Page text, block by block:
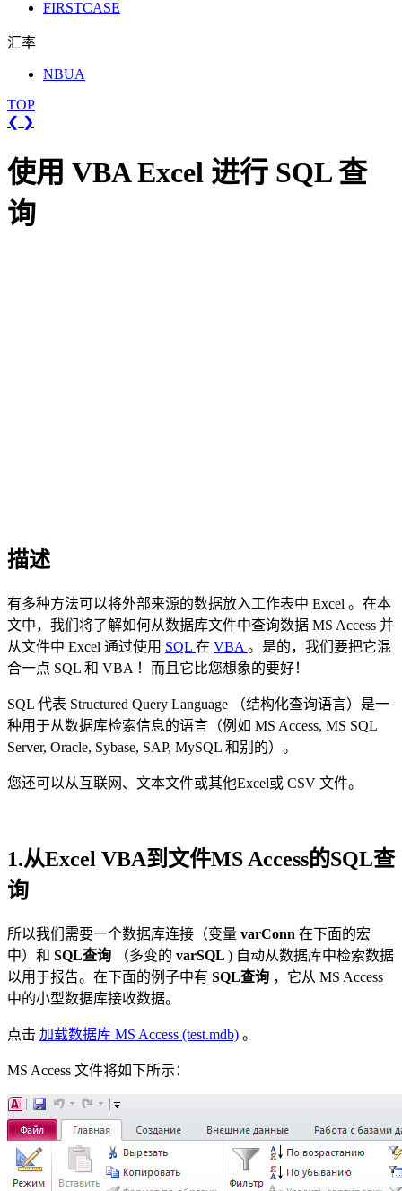
FIRSTCASE
汇率
NBUA
TOP
❮ ❯
使用 VBA Excel 进行 SQL 查
询
描述
有多种方法可以将外部来源的数据放入工作表中 Excel 。在本
文中，我们将了解如何从数据库文件中查询数据 MS Access 并
从文件中 Excel 通过使用 SQL 在 VBA 。是的，我们要把它混
合一点 SQL 和 VBA ！而且它比您想象的要好！
SQL 代表 Structured Query Language （结构化查询语言）是一
种用于从数据库检索信息的语言（例如 MS Access, MS SQL
Server, Oracle, Sybase, SAP, MySQL 和别的）。
您还可以从互联网、文本文件或其他Excel或 CSV 文件。
1.从Excel VBA到文件MS Access的SQL查
询
所以我们需要一个数据库连接（变量 varConn 在下面的宏
中）和 SQL查询 （多变的 varSQL ) 自动从数据库中检索数据
以用于报告。在下面的例子中有 SQL查询 ，它从 MS Access
中的小型数据库接收数据。
点击 加载数据库 MS Access (test.mdb) 。
MS Access 文件将如下所示：